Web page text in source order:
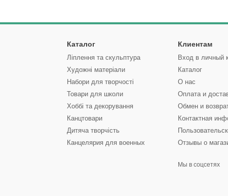
Каталог
Ліплення та скульптура
Художні матеріали
Набори для творчості
Товари для школи
Хоббі та декорування
Канцтовари
Дитяча творчість
Канцелярия для военных
Клиентам
Вход в личный
Каталог
О нас
Оплата и
Обмен и
Контактная
Отзывы о
Мы в соцсетях